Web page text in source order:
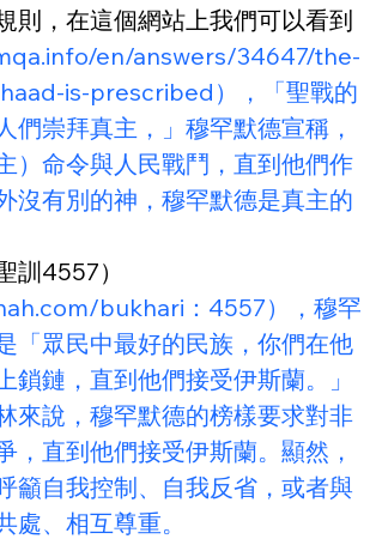
則，在這個網站上我們可以看到
en/answers/34647/the-
is-prescribed），「聖戰的
們崇拜真主，」穆罕默德宣稱，
）命令與人民戰鬥，直到他們作
沒有別的神，穆罕默德是真主的
訓4557）
bukhari：4557），穆罕
「眾民中最好的民族，你們在他
鎖鏈，直到他們接受伊斯蘭。」
來說，穆罕默德的榜樣要求對非
，直到他們接受伊斯蘭。顯然，
籲自我控制、自我反省，或者與
處、相互尊重。